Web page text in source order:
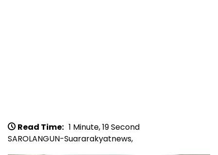
Read Time: 1 Minute, 19 Second
SAROLANGUN-Suararakyatnews,